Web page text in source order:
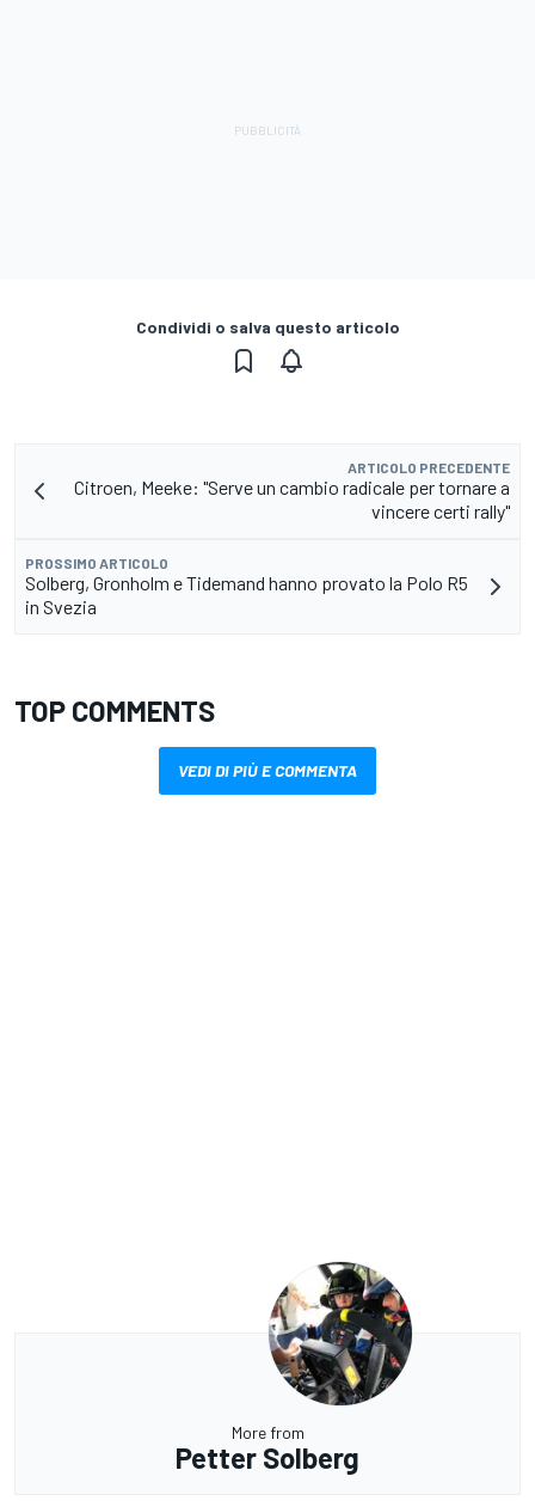
Condividi o salva questo articolo
ARTICOLO PRECEDENTE
Citroen, Meeke: "Serve un cambio radicale per tornare a
vincere certi rally"
PROSSIMO ARTICOLO
Solberg, Gronholm e Tidemand hanno provato la Polo R5
in Svezia
TOP COMMENTS
VEDI DI PIÙ E COMMENTA
More from
Petter Solberg